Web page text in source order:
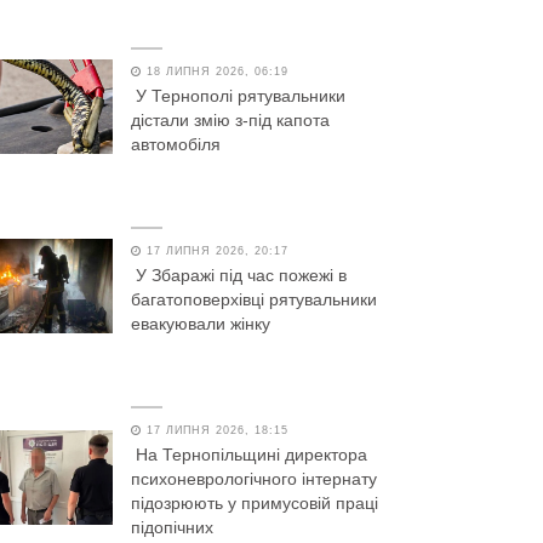
18 ЛИПНЯ 2026, 06:19
У Тернополі рятувальники
дістали змію з-під капота
автомобіля
17 ЛИПНЯ 2026, 20:17
У Збаражі під час пожежі в
багатоповерхівці рятувальники
евакуювали жінку
17 ЛИПНЯ 2026, 18:15
На Тернопільщині директора
психоневрологічного інтернату
підозрюють у примусовій праці
підопічних